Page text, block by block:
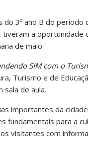
do 3º ano B do
tiveram a
de maio.
SIM com o
Turismo e de
sala de aula.
importantes da
fundamentais para a
visitantes com